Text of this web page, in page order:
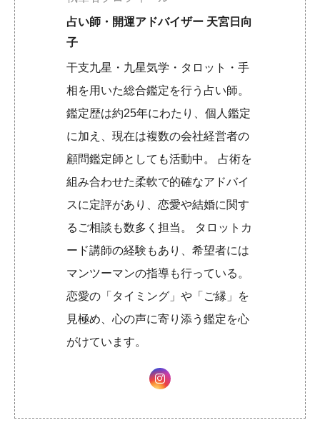
占い師・開運アドバイザー 天宮日向
子
干支九星・九星気学・タロット・手
相を用いた総合鑑定を行う占い師。
鑑定歴は約25年にわたり、個人鑑定
に加え、現在は複数の会社経営者の
顧問鑑定師としても活動中。 占術を
組み合わせた柔軟で的確なアドバイ
スに定評があり、恋愛や結婚に関す
るご相談も数多く担当。 タロットカ
ード講師の経験もあり、希望者には
マンツーマンの指導も行っている。
恋愛の「タイミング」や「ご縁」を
見極め、心の声に寄り添う鑑定を心
がけています。